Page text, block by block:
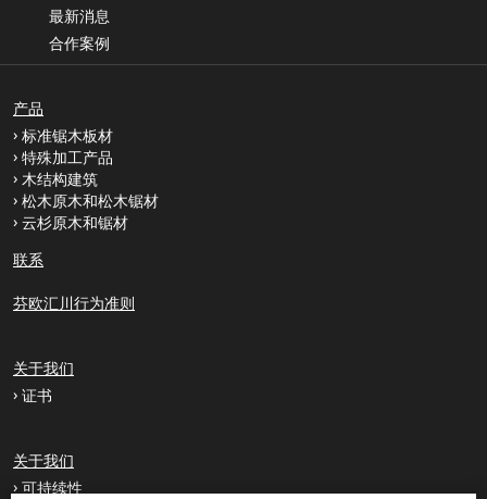
最新消息
合作案例
产品
标准锯木板材
特殊加工产品
木结构建筑
松木原木和松木锯材
云杉原木和锯材
联系
芬欧汇川行为准则
关于我们
证书
关于我们
可持续性